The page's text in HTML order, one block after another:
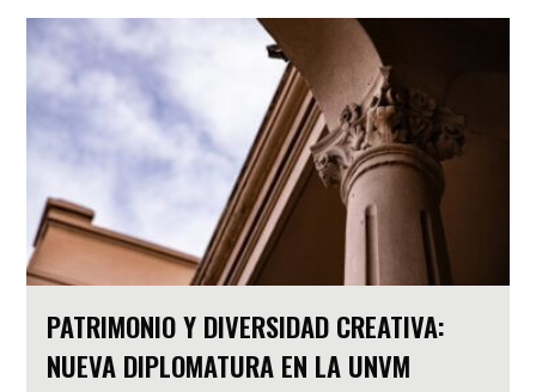
PATRIMONIO Y DIVERSIDAD CREATIVA:
NUEVA DIPLOMATURA EN LA UNVM